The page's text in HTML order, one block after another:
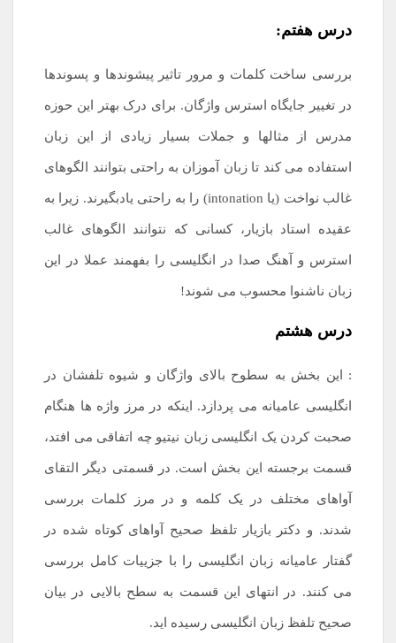
درس هفتم:
بررسی ساخت کلمات و مرور تاثیر پیشوندها و پسوندها
در تغییر جایگاه استرس واژگان. برای درک بهتر این حوزه
مدرس از مثالها و جملات بسیار زیادی از این زبان
استفاده می کند تا زبان آموزان به راحتی بتوانند الگوهای
غالب نواخت (یا intonation) را به راحتی یادبگیرند. زیرا به
عقیده استاد بازیار، کسانی که نتوانند الگوهای غالب
استرس و آهنگ صدا در انگلیسی را بفهمند عملا در این
زبان ناشنوا محسوب می شوند!
درس هشتم
: این بخش به سطوح بالای واژگان و شیوه تلفشان در
انگلیسی عامیانه می پردازد. اینکه در مرز واژه ها هنگام
صحبت کردن یک انگلیسی زبان نیتیو چه اتفاقی می افتد،
قسمت برجسته این بخش است. در قسمتی دیگر التقای
آواهای مختلف در یک کلمه و در مرز کلمات بررسی
شدند. و دکتر بازیار تلفظ صحیح آواهای کوتاه شده در
گفتار عامیانه زبان انگلیسی را با جزییات کامل بررسی
می کنند. در انتهای این قسمت به سطح بالایی در بیان
صحیح تلفظ زبان انگلیسی رسیده اید.